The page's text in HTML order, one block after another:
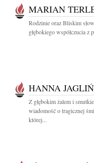
MARIAN
Rodzinie oraz Bliskim
głębokiego współczucia z
HANNA
Z głębokim żalem i
wiadomość o tragicznej
której...